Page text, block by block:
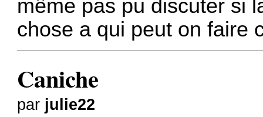
même pas pu discuter si
chose a qui peut on faire
Caniche
par julie22